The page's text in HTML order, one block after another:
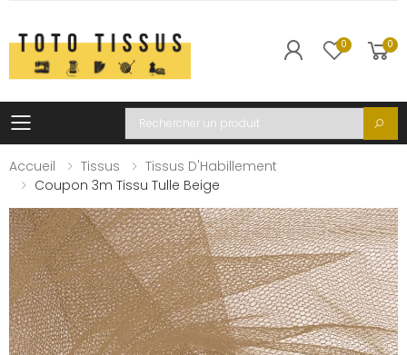
0 0
Toggle mobile menu
Recherche
Accueil
Tissus
Tissus D'Habillement
Coupon 3m Tissu Tulle Beige